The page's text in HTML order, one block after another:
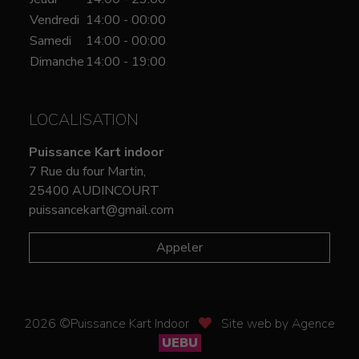
Vendredi 14:00 - 00:00
Samedi
14:00 - 00:00
Dimanche 14:00 - 19:00
LOCALISATION
Puissance Kart indoor
7 Rue du four Martin,
25400 AUDINCOURT
puissancekart@gmail.com
Appeler
2026 ©Puissance Kart Indoor
Site web by Agence
UEBU